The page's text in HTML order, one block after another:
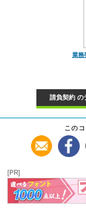
業務
請負契約 の
この
[PR]